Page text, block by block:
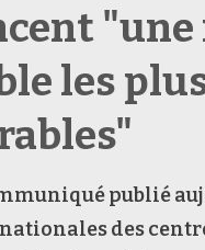
"une
les
publié
des